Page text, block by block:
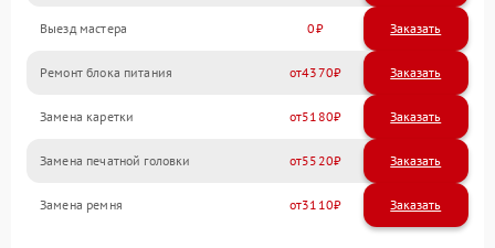
Выезд мастера 0 Заказать
Ремонт блока питания 4370
Замена каретки 5180
Замена печатной головки 5520
Замена ремня 3110